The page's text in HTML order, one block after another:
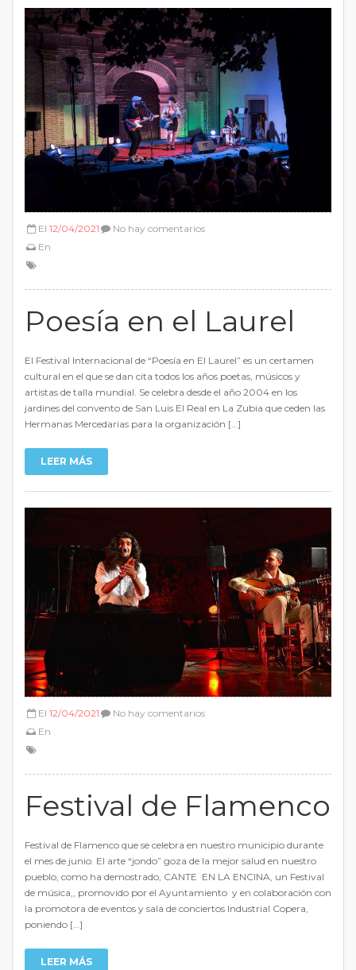
El 12/04/2021
En
No hay comentarios
Poesía en el Laurel
El Festival Internacional de “Poesía en El Laurel” es un certamen
cultural en el que se dan cita todos los años poetas, músicos y
artistas de talla mundial. Se celebra desde el año 2004 en los
jardines del convento de San Luis El Real en La Zubia que ceden las
Hermanas Mercedarias para la organización […]
LEER MÁS
El 12/04/2021
En
No hay comentarios
Festival de Flamenco
Festival de Flamenco que se celebra en nuestro municipio durante
el mes de junio. El arte “jondo” goza de la mejor salud en nuestro
pueblo, como ha demostrado, CANTE EN LA ENCINA, un Festival
de música,, promovido por el Ayuntamiento y en colaboración con
la promotora de eventos y sala de conciertos Industrial Copera,
poniendo […]
LEER MÁS